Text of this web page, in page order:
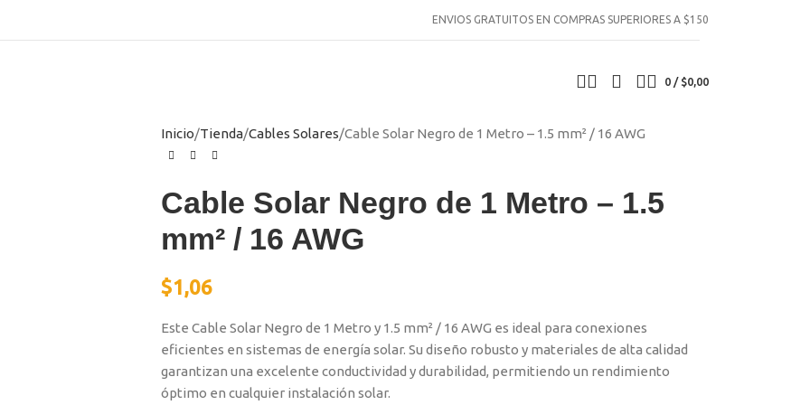
ENVIOS GRATUITOS EN COMPRAS SUPERIORES A $150
0 / $0,00
Inicio Tienda Cables Solares Cable Solar Negro de 1 Metro – 1.5 mm² / 16 AWG
Cable Solar Negro de 1 Metro – 1.5
mm² / 16 AWG
$1,06
Este Cable Solar Negro de 1 Metro y 1.5 mm² / 16 AWG es ideal para conexiones
eficientes en sistemas de energía solar. Su diseño robusto y materiales de alta calidad
garantizan una excelente conductividad y durabilidad, permitiendo un rendimiento
óptimo en cualquier instalación solar.